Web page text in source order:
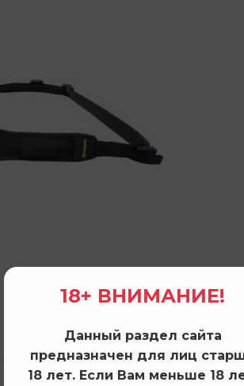
18+ ВНИМАНИЕ!
Данный раздел сайта
предназначен для лиц
18 лет. Если Вам меньше 18